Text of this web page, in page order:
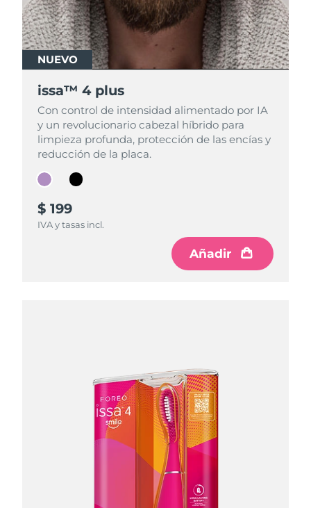
NUEVO
issa™ 4 plus
Con control de intensidad alimentado por IA
y un revolucionario cabezal híbrido para
limpieza profunda, protección de las encías y
reducción de la placa.
$ 199
IVA y tasas incl.
Añadir
NUEVO
issa™ 4 plus
Con control de intensidad alimentado por IA
y un revolucionario cabezal híbrido para
limpieza profunda, protección de las encías y
reducción de la placa.
$ 199
IVA y tasas incl.
Añadir